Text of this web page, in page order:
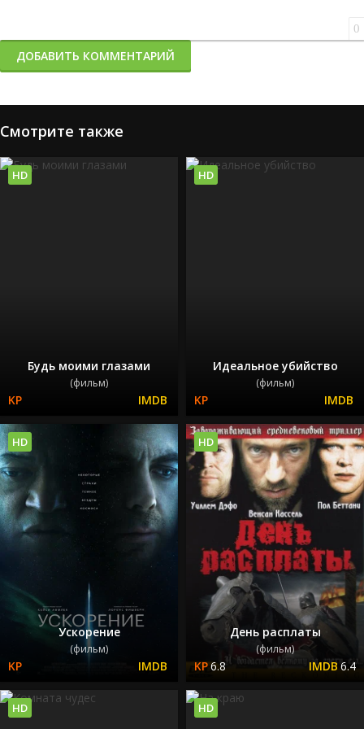
0
ДОБАВИТЬ КОММЕНТАРИЙ
Смотрите также
Будь моими глазами
(фильм)
HD
Идеальное убийство
(фильм)
HD
Ускорение
(фильм)
HD
День расплаты
(фильм)
6.8 6.4
HD
HD HD